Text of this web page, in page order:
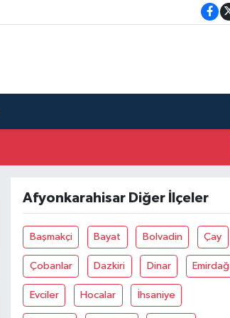
Afyonkarahisar Diğer İlçeler
Başmakçi Bayat Bolvadin Çay
Çobanlar Dazkiri Dinar Emirdağ
Evciler Hocalar İhsaniye